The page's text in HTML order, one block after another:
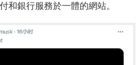
和銀行服務於一體的網站。